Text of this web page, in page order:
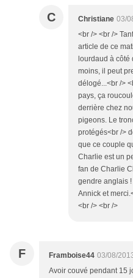
C Christiane 03/
<br /> <br />
article de ce
lourdaud à côté
moins, il peut
délogé...<br />
pays, ça
derrière chez
pigeons. Le
protégés<br />
que ce couple
Charlie est un
fan de Charlie
gendre anglais !
Annick et
<br /> <br />
F Framboise44 03/08/
Avoir couvé pendant 15